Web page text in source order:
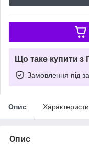
Що таке купити з
Замовлення під
Опис
Опис